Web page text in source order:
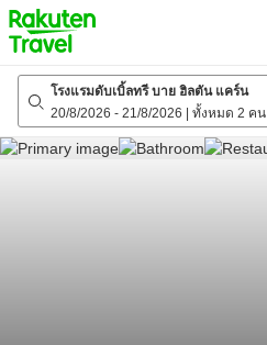
to
top
page
โรงแรมดับเบิ้ลทรี บาย ฮิลตัน แคร์น
20/8/2026 - 21/8/2026 ทั้งหมด 2 คน